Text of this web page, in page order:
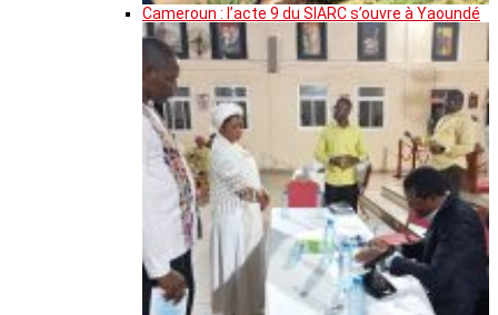
Cameroun : l’acte 9 du SIARC s’ouvre à Yaoundé